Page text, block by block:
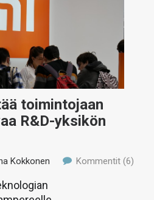
toimintojaan
R&D-yksikön
Kokkonen Kommentit (6)